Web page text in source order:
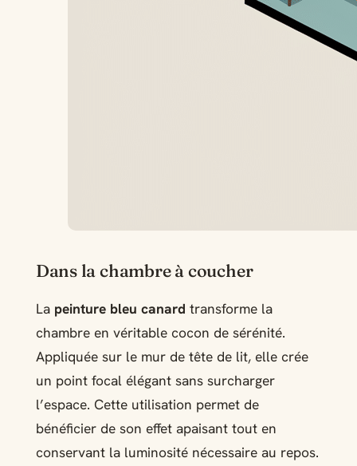
Dans la chambre à coucher
La peinture bleu canard transforme la
chambre en véritable cocon de sérénité.
Appliquée sur le mur de tête de lit, elle crée
un point focal élégant sans surcharger
l’espace. Cette utilisation permet de
bénéficier de son effet apaisant tout en
conservant la luminosité nécessaire au repos.